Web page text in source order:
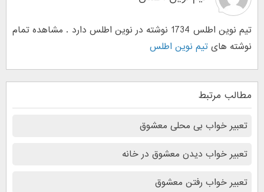
تیم نوین اطلس 1734 نوشته در نوین اطلس دارد . مشاهده تمام
نوشته های تیم نوین اطلس
مطالب مرتبط
تعبیر خواب بی محلی معشوق
تعبیر خواب دیدن معشوق در خانه
تعبیر خواب رفتن معشوق